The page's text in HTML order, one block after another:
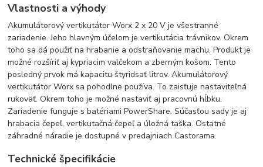
Vlastnosti a výhody
Akumulátorový vertikutátor Worx 2 x 20 V je všestranné
zariadenie. Jeho hlavným účelom je vertikutácia trávnikov. Okrem
toho sa dá použiť na hrabanie a odstraňovanie machu. Produkt je
možné rozšíriť aj kypriacim valčekom a zberným košom. Tento
posledný prvok má kapacitu štyridsať litrov. Akumulátorový
vertikutátor Worx sa pohodlne používa. To zaisťuje nastaviteľná
rukoväť. Okrem toho je možné nastaviť aj pracovnú hĺbku.
Zariadenie funguje s batériami PowerShare. Súčasťou sady je aj
hrabacia čepeľ, vertikutačná čepeľ a úložná taška. Ostatné
záhradné náradie je dostupné v predajniach Castorama.
Technické špecifikácie